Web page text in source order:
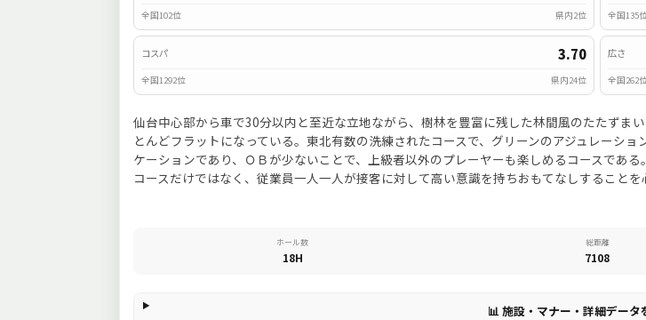
全国102位 県内2位 全国135
コスパ 3.70
全国1292位 県内24位
広さ
全国262
仙台中心部から車で30分以内と至近な立地ながら、樹林を豊富に残した林間風のたたずま
とんどフラットになっている。東北有数の洗練されたコースで、グリーンのアジュレーシ
ケーションであり、ＯＢが少ないことで、上級者以外のプレーヤーも楽しめるコースである。
コースだけではなく、従業員一人一人が接客に対して高い意識を持ちおもてなしすることを
ホール数
18H
総距離
7108
📊 施設・マナー・詳細データ